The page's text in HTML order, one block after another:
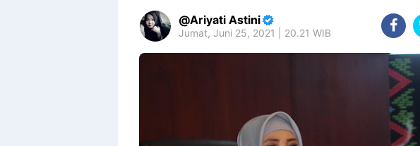
Ariyati Astini
Jumat, Juni 25, 2021 | 20.21 WIB